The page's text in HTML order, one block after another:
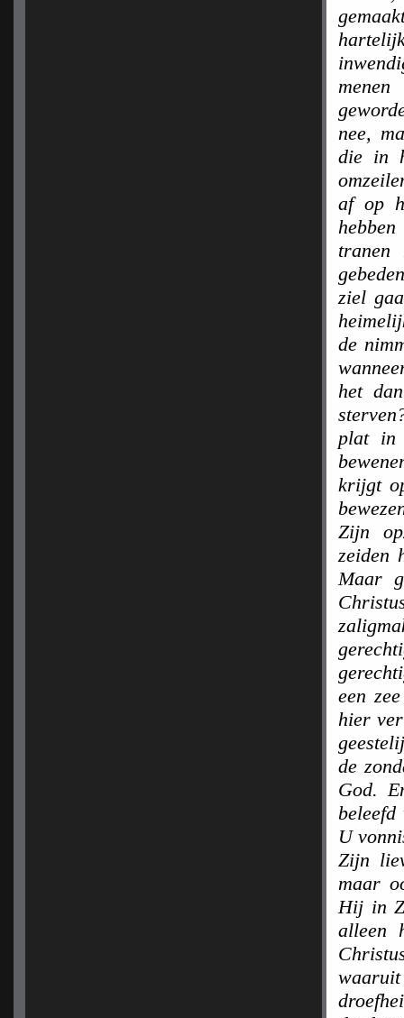
nee,
die in
af op
tranen
ziel
de
het
plat in
krijgt
Zijn
zeiden
Maar
een
hier
de
God.
U
Zijn
maar
Hij in
alleen